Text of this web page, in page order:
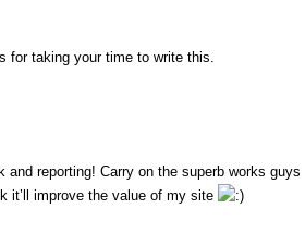
for taking your time to write this.
and reporting! Carry on the superb works guys
it’ll improve the value of my site